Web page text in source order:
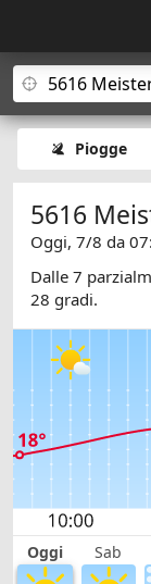
Piogge
5616
Oggi, 7/8 da
Dalle 7
28 gradi.
Oggi Sab